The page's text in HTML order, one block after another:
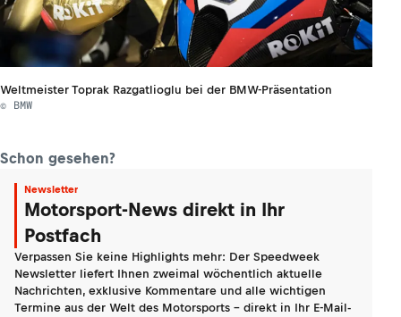
Weltmeister Toprak Razgatlioglu bei der BMW-Präsentation
© BMW
Schon gesehen?
Newsletter
Motorsport-News direkt in Ihr
Postfach
Verpassen Sie keine Highlights mehr: Der Speedweek
Newsletter liefert Ihnen zweimal wöchentlich aktuelle
Nachrichten, exklusive Kommentare und alle wichtigen
Termine aus der Welt des Motorsports - direkt in Ihr E-Mail-